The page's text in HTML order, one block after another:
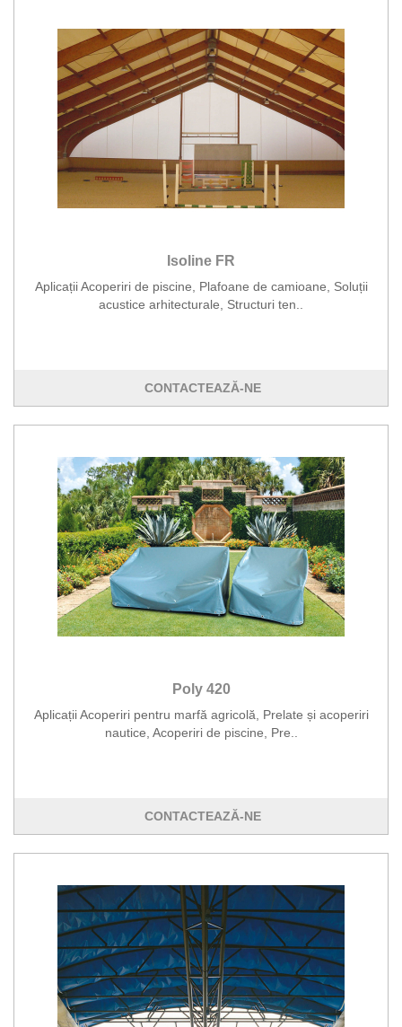
Isoline FR
Aplicații Acoperiri de piscine, Plafoane de camioane, Soluții
acustice arhitecturale, Structuri ten..
CONTACTEAZĂ-NE
Poly 420
Aplicații Acoperiri pentru marfă agricolă, Prelate și acoperiri
nautice, Acoperiri de piscine, Pre..
CONTACTEAZĂ-NE